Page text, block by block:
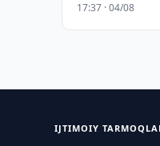
17:37 · 04/08
IJTIMOIY